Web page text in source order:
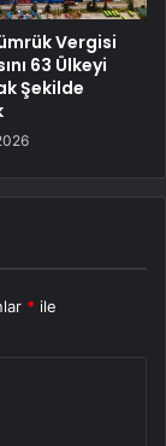
Vergisi
63 Ülkeyi
Şekilde
* ile